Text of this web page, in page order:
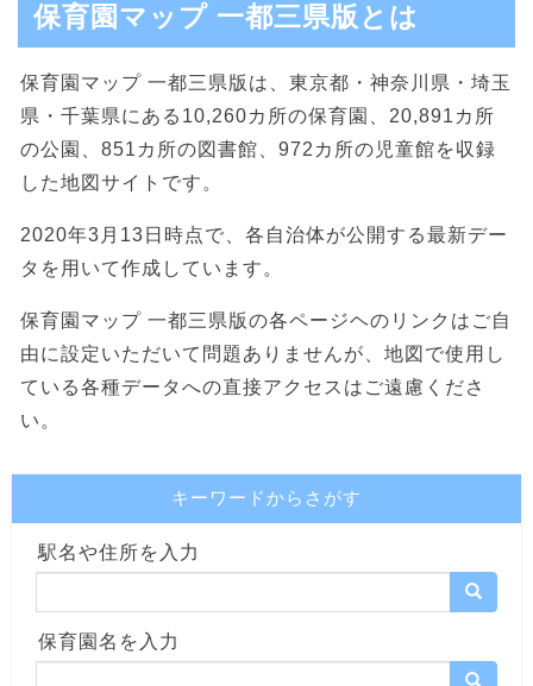
保育園マップ 一都三県版とは
保育園マップ 一都三県版は、東京都・神奈川県・埼玉
県・千葉県にある10,260カ所の保育園、20,891カ所
の公園、851カ所の図書館、972カ所の児童館を収録
した地図サイトです。
2020年3月13日時点で、各自治体が公開する最新デー
タを用いて作成しています。
保育園マップ 一都三県版の各ページヘのリンクはご自
由に設定いただいて問題ありませんが、地図で使用し
ている各種データへの直接アクセスはご遠慮くださ
い。
キーワードからさがす
駅名や住所を入力
保育園名を入力